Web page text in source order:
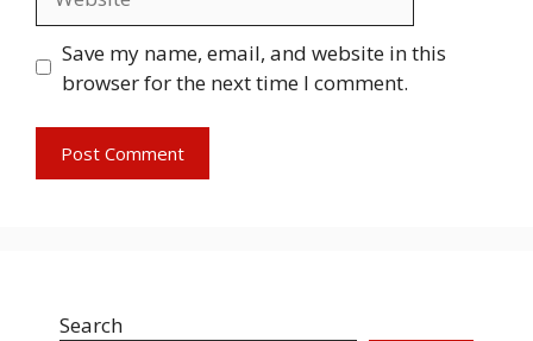
Save my name, email, and website in this
browser for the next time I comment.
Search